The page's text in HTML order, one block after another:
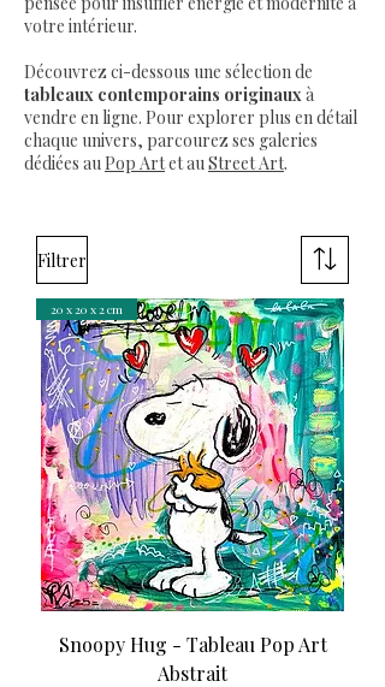
votre intérieur.
Découvrez ci-dessous une sélection de
tableaux contemporains originauxà
vendre en ligne. Pour explorer plus en détail
chaque univers, parcourez ses galeries
dédiées au Pop Artet auStreet Art.
Filtrer
20 x 20 x 2 cm
Snoopy Hug - Tableau Pop Art
Abstrait